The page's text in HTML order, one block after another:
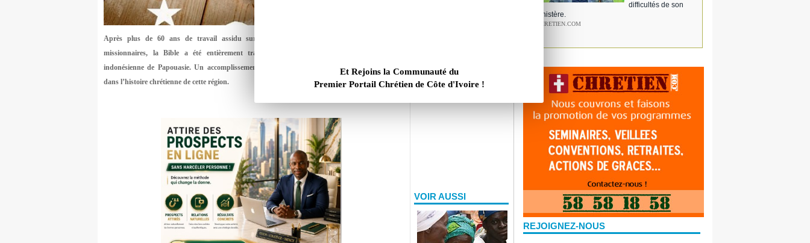
Et Rejoins la Communauté du
Premier Portail Chrétien de Côte d'Ivoire !
Après plus de 60 ans de travail assidu sur deux générations d'une même famille de
missionnaires, la Bible a été entièrement traduite en langue Ngalik dans la province
indonésienne de Papouasie. Un accomplissement majeur qui marque une étape significative
dans l’histoire chrétienne de cette région.
VOIR AUSSI
difficultés de son
ministère.
ICHRETIEN.COM
REJOIGNEZ-NOUS